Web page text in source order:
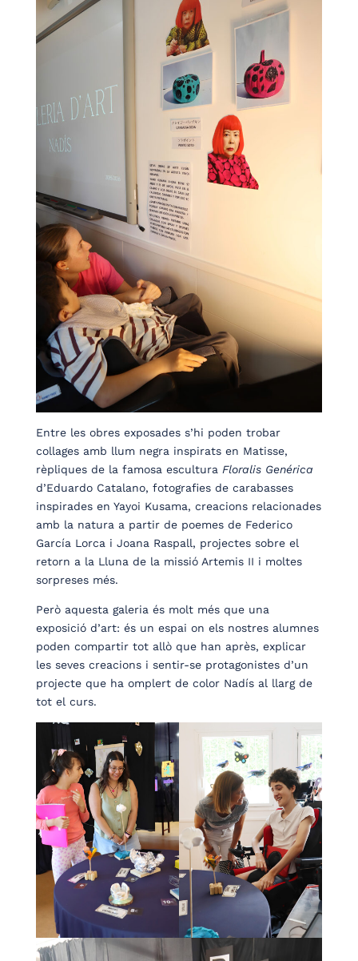
Entre les obres exposades s’hi poden trobar
collages amb llum negra inspirats en Matisse,
rèpliques de la famosa escultura Floralis Genérica
d’Eduardo Catalano, fotografies de carabasses
inspirades en Yayoi Kusama, creacions relacionades
amb la natura a partir de poemes de Federico
García Lorca i Joana Raspall, projectes sobre el
retorn a la Lluna de la missió Artemis II i moltes
sorpreses més.
Però aquesta galeria és molt més que una
exposició d’art: és un espai on els nostres alumnes
poden compartir tot allò que han après, explicar
les seves creacions i sentir-se protagonistes d’un
projecte que ha omplert de color Nadís al llarg de
tot el curs.